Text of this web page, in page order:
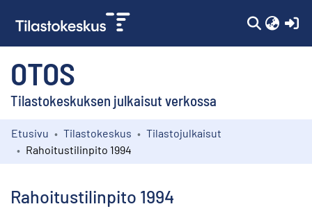
OTOS
Tilastokeskuksen julkaisut verkossa
Kokoelmat
Etusivu Tilastokeskus
Tilastojulkaisut
Rahoitustilinpito 1994
Rahoitustilinpito 1994